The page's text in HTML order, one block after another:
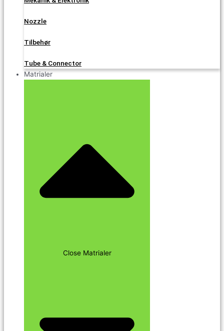
Nozzle
Tilbehør
Tube & Connector
Matrialer
Close Matrialer